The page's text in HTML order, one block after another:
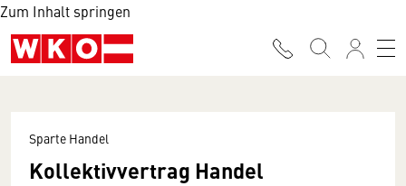
Zum Inhalt springen
Sparte Handel
Kollektivvertrag Handel